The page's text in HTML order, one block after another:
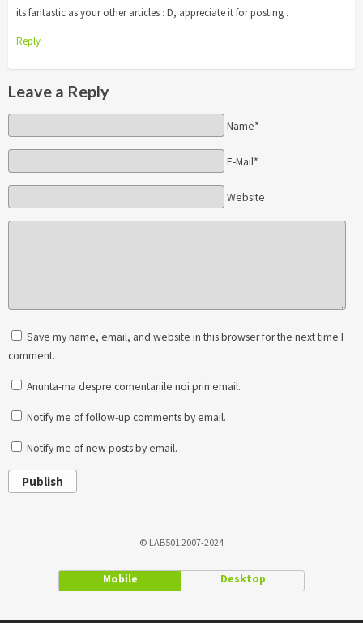
its fantastic as your other articles : D, appreciate it for posting .
Reply
Leave a Reply
Name*
E-Mail*
Website
Save my name, email, and website in this browser for the next time I
comment.
Anunta-ma despre comentariile noi prin email.
Notify me of follow-up comments by email.
Notify me of new posts by email.
Publish
© LAB501 2007-2024
Mobile Desktop